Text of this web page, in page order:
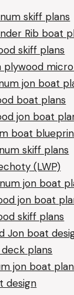
skiff plans
Rib boat
skiff plans
plywood
jon boat
boat plans
jon boat
boat
skiff plans
(LWP)
jon boat
jon boat
skiff plans
Jon boat
plans
jon boat
design